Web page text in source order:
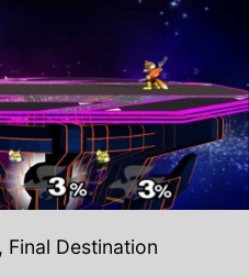
Final Destination